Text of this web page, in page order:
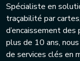
Spécialiste en
traçabilité par
d’encaissement
plus de 10 ans,
de services clés en